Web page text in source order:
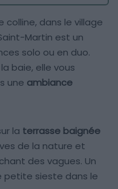
colline, dans le village
Martin est un
solo ou en duo.
baie, elle vous
une ambiance
la terrasse baignée
de la nature et
des vagues. Un
petite sieste dans le